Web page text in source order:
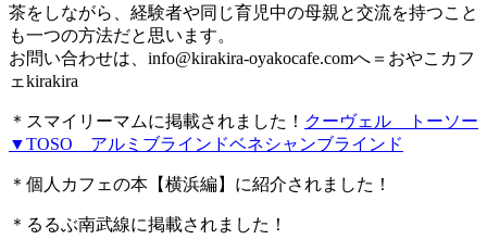
茶をしながら、経験者や同じ育児中の母親と交流を持つこと
も一つの方法だと思います。
お問い合わせは、 info@kirakira-oyakocafe.comへ＝おやこカフ
ェkirakira
＊スマイリーマムに掲載されました！ クーヴェル トーソー
▼TOSO アルミブラインドベネシャンブラインド
＊個人カフェの本【横浜編】に紹介されました！
＊るるぶ南武線に掲載されました！